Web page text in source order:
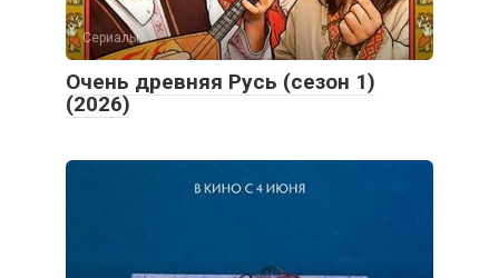
Сериалы
Очень древняя Русь (сезон 1)
(2026)